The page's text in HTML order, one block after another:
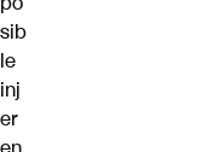
sib
le
inj
er